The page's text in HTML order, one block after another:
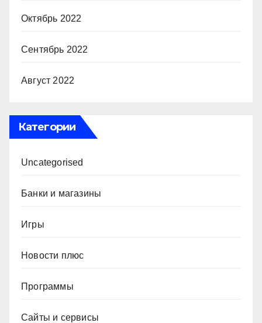
Октябрь 2022
Сентябрь 2022
Август 2022
Категории
Uncategorised
Банки и магазины
Игры
Новости плюс
Программы
Сайты и сервисы